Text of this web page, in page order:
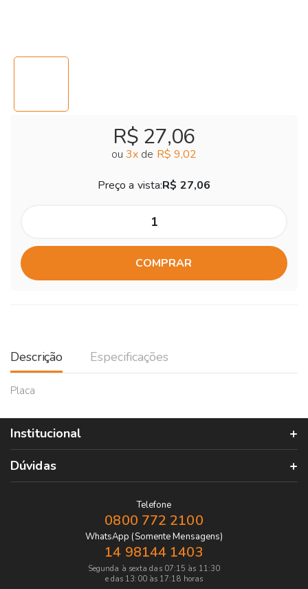
R$ 27,06
ou 3x de R$ 9,02
Preço a vista:R$ 27,06
COMPRAR
Descrição Especificações
Placa
Institucional
Dúvidas
Telefone
0800 772 2100
WhatsApp (Somente Mensagens)
14 98144 1403
Segunda à sexta das 07:15 às 11:30
e das 13:00 às 17:18 horas